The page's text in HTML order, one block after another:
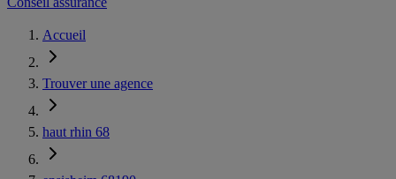
Accueil
Trouver une agence
haut rhin 68